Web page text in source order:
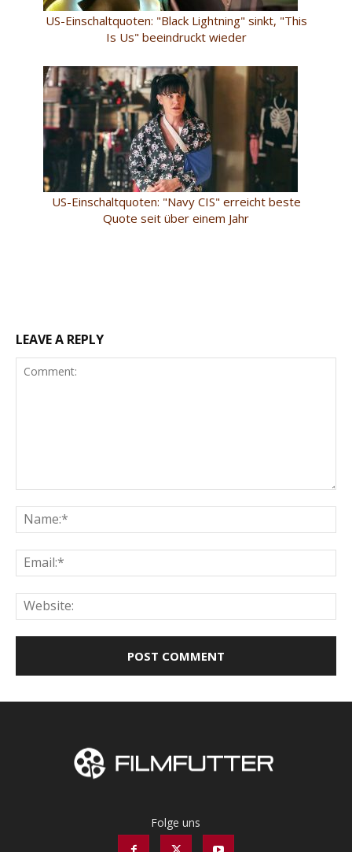
US-Einschaltquoten: "Black Lightning" sinkt, "This
Is Us" beeindruckt wieder
US-Einschaltquoten: "Navy CIS" erreicht beste
Quote seit über einem Jahr
LEAVE A REPLY
Folge uns